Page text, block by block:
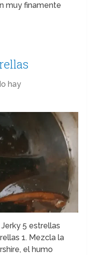
muy finamente
hay
5 estrellas
1. Mezcla la
el humo